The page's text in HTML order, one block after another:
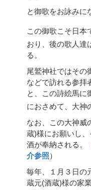
と御歌をお詠みに
この御歌こそ日本
おり、後の歌人達
る。
尾鷲神社ではその
などで訪れる参拝
と、この詩絵馬に
におさめて、大神
なお、この大神威
蔵)様にお願いし
酒が奉納される。
介参照）
毎年、１月３日の
蔵元(酒蔵)様の家